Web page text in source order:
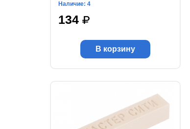
Наличие: 4
134
В корзину